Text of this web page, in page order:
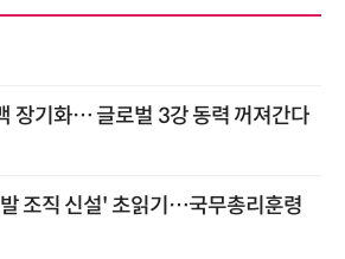
장기화… 글로벌 3강 동력 꺼져간다
조직 신설' 초읽기…국무총리훈령